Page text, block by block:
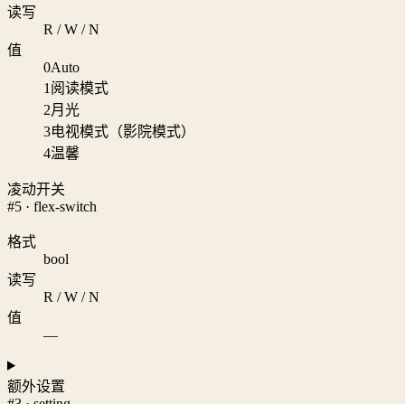
读写
R / W / N
值
0Auto
1 阅读模式
2月光
3电视模式（影院模式）
4温馨
凌动开关
#5 · flex-switch
格式
bool
读写
R / W / N
值
—
额外设置